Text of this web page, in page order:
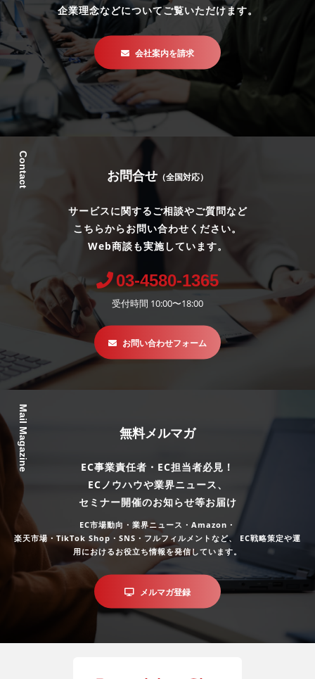
企業理念などについてご覧いただけます。
会社案内を請求
Contact お問合せ （全国対応）
サービスに関するご相談やご質問など
こちらからお問い合わせください。
Web商談も実施しています。
03-4580-1365
受付時間 10:00〜18:00
お問い合わせフォーム
Mail Magazine 無料メルマガ
EC事業責任者・EC担当者必見！
ECノウハウや業界ニュース、
セミナー開催のお知らせ等お届け
EC市場動向・業界ニュース・Amazon・
楽天市場・TikTok Shop・SNS・フルフィルメントなど、
EC戦略策定や運
用におけるお役立ち情報を発信しています。
メルマガ登録